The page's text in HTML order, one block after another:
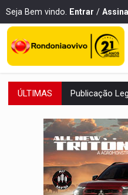
Seja Bem vindo. Entrar /
ÚLTIMAS BR-364:Polícia
EMOCIONE:
VOVÔ
JUSTIÇA:
ADAILTON